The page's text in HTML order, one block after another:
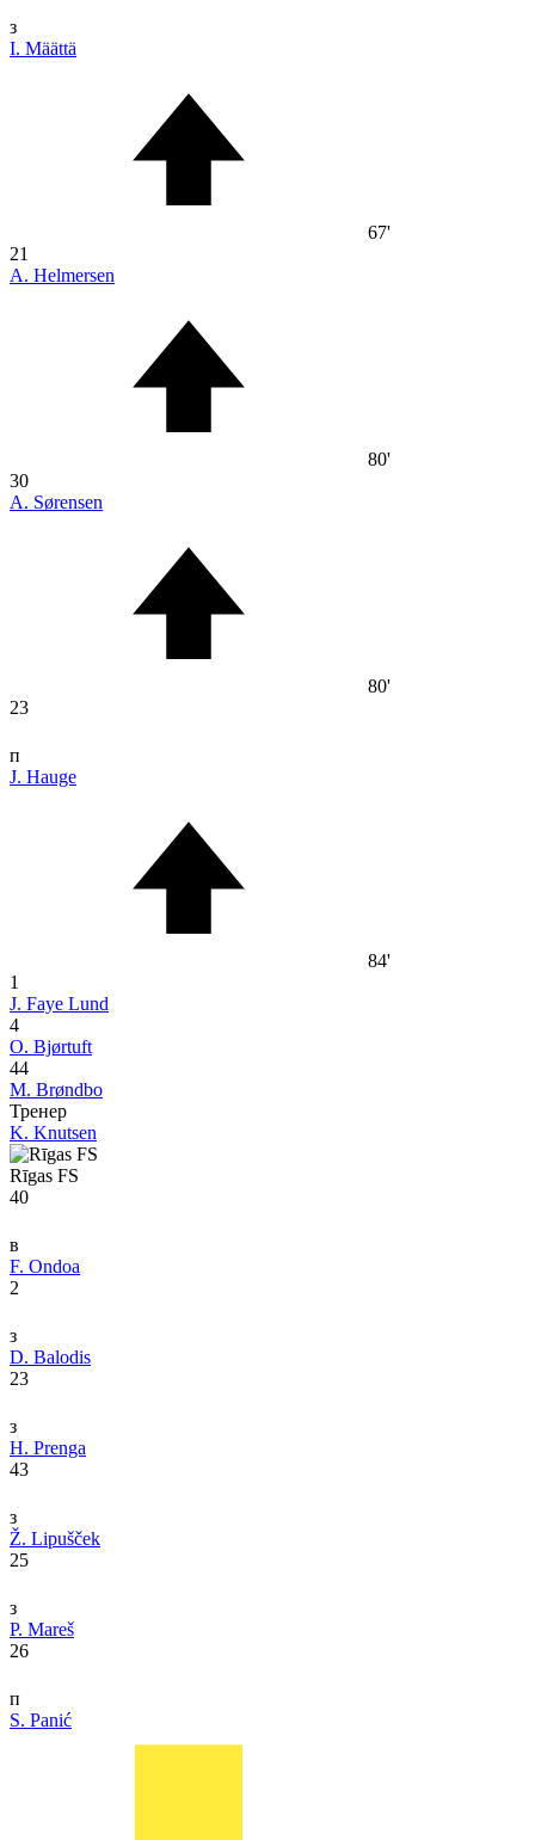
з
I. Määttä
67'
21
A. Helmersen
80'
30
A. Sørensen
80'
23
п
J. Hauge
84'
1
J. Faye Lund
4
O. Bjørtuft
44
M. Brøndbo
Тренер
K. Knutsen
Rīgas FS
40
в
F. Ondoa
2
з
D. Balodis
23
з
H. Prenga
43
з
Ž. Lipušček
25
з
P. Mareš
26
п
S. Panić